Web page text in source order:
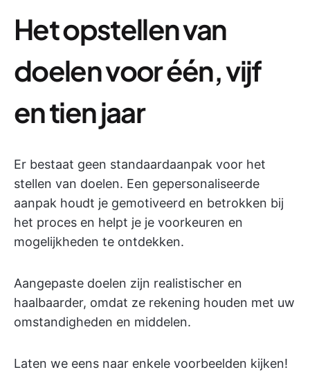
Het opstellen van
doelen voor één, vijf
en tien jaar
Er bestaat geen standaardaanpak voor het
stellen van doelen. Een gepersonaliseerde
aanpak houdt je gemotiveerd en betrokken bij
het proces en helpt je je voorkeuren en
mogelijkheden te ontdekken.
Aangepaste doelen zijn realistischer en
haalbaarder, omdat ze rekening houden met uw
omstandigheden en middelen.
Laten we eens naar enkele voorbeelden kijken!